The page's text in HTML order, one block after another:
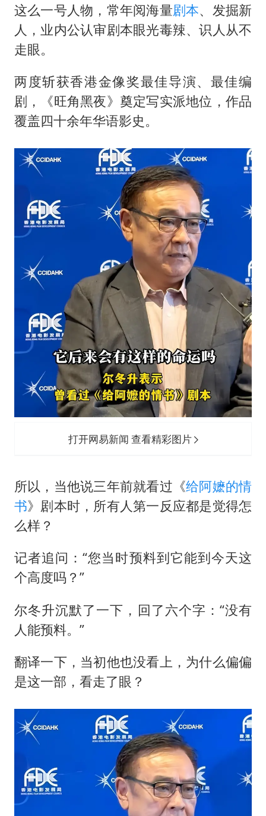
这么一号人物，常年阅海量剧本、发掘新
人，业内公认审剧本眼光毒辣、识人从不
走眼。
两度斩获香港金像奖最佳导演、最佳编
剧，《旺角黑夜》奠定写实派地位，作品
覆盖四十余年华语影史。
打开网易新闻 查看精彩图片
所以，当他说三年前就看过《给阿嬷的情
书》剧本时，所有人第一反应都是觉得怎
么样？
记者追问：“您当时预料到它能到今天这
个高度吗？”
尔冬升沉默了一下，回了六个字：“没有
人能预料。”
翻译一下，当初他也没看上，为什么偏偏
是这一部，看走了眼？